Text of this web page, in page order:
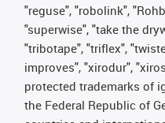
"reguse", "robolink",
"superwise", "take the
"tribotape", "triflex",
improves", "xirodur",
protected trademarks of
the Federal Republic of